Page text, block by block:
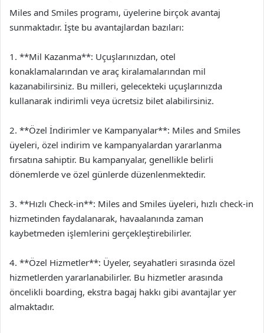
Miles and Smiles programı, üyelerine birçok avantaj
sunmaktadır. İşte bu avantajlardan bazıları:
1. **Mil Kazanma**: Uçuşlarınızdan, otel
konaklamalarından ve araç kiralamalarından mil
kazanabilirsiniz. Bu milleri, gelecekteki uçuşlarınızda
kullanarak indirimli veya ücretsiz bilet alabilirsiniz.
2. **Özel İndirimler ve Kampanyalar**: Miles and Smiles
üyeleri, özel indirim ve kampanyalardan yararlanma
fırsatına sahiptir. Bu kampanyalar, genellikle belirli
dönemlerde ve özel günlerde düzenlenmektedir.
3. **Hızlı Check-in**: Miles and Smiles üyeleri, hızlı check-in
hizmetinden faydalanarak, havaalanında zaman
kaybetmeden işlemlerini gerçekleştirebilirler.
4. **Özel Hizmetler**: Üyeler, seyahatleri sırasında özel
hizmetlerden yararlanabilirler. Bu hizmetler arasında
öncelikli boarding, ekstra bagaj hakkı gibi avantajlar yer
almaktadır.